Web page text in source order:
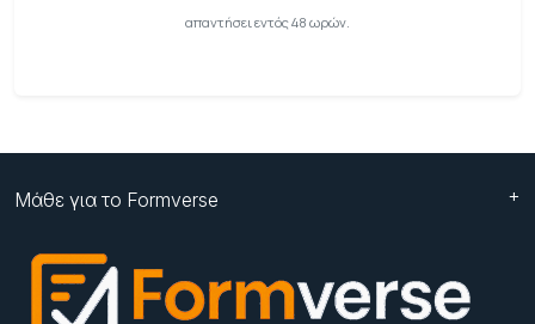
απαντήσει εντός 48 ωρών.
Μάθε για το Formverse